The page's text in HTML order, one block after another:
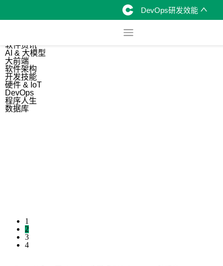
DevOps研发效能
软件资讯
AI & 大模型
大前端
软件架构
开发技能
硬件 & IoT
DevOps
程序人生
数据库
1
2
3
4